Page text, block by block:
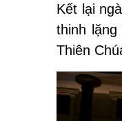
Kết lại
thinh
Thiên